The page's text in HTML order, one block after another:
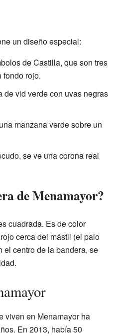
un diseño especial:
de Castilla, que son tres
fondo rojo.
de vid verde con uvas negras
manzana verde sobre un
se ve una corona real
de Menamayor?
cuadrada. Es de color
cerca del mástil (el palo
el centro de la bandera, se
viven en Menamayor ha
En 2013, había 50